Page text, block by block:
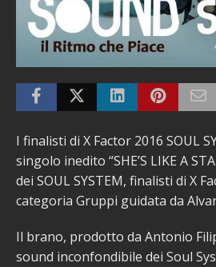
I finalisti di X Factor 2016 SOUL
singolo inedito “SHE’S LIKE A
dei SOUL SYSTEM, finalisti di X
categoria Gruppi guidata da
Il brano, prodotto da Antonio
sound inconfondibile dei Soul